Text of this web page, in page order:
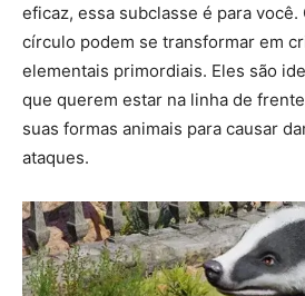
eficaz, essa subclasse é para você.
círculo podem se transformar em
elementais primordiais. Eles são
que querem estar na linha de
suas formas animais para causar
ataques.